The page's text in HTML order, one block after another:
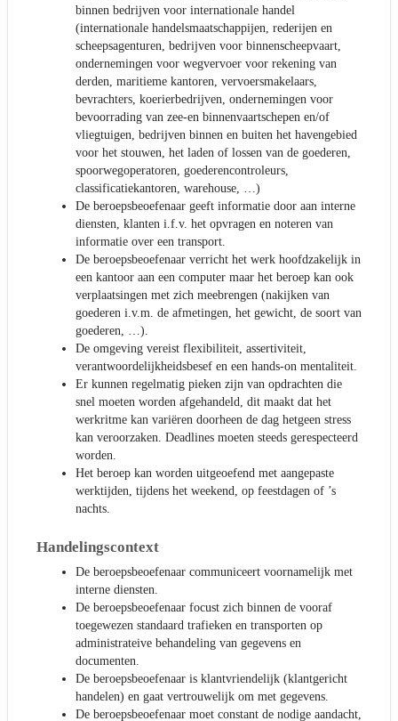
binnen bedrijven voor internationale handel
(internationale handelsmaatschappijen, rederijen en
scheepsagenturen, bedrijven voor binnenscheepvaart,
ondernemingen voor wegvervoer voor rekening van
derden, maritieme kantoren, vervoersmakelaars,
bevrachters, koerierbedrijven, ondernemingen voor
bevoorrading van zee-en binnenvaartschepen en/of
vliegtuigen, bedrijven binnen en buiten het havengebied
voor het stouwen, het laden of lossen van de goederen,
spoorwegoperatoren, goederencontroleurs,
classificatiekantoren, warehouse, …)
De beroepsbeoefenaar geeft informatie door aan interne
diensten, klanten i.f.v. het opvragen en noteren van
informatie over een transport.
De beroepsbeoefenaar verricht het werk hoofdzakelijk in
een kantoor aan een computer maar het beroep kan ook
verplaatsingen met zich meebrengen (nakijken van
goederen i.v.m. de afmetingen, het gewicht, de soort van
goederen, …).
De omgeving vereist flexibiliteit, assertiviteit,
verantwoordelijkheidsbesef en een hands-on mentaliteit.
Er kunnen regelmatig pieken zijn van opdrachten die
snel moeten worden afgehandeld, dit maakt dat het
werkritme kan variëren doorheen de dag hetgeen stress
kan veroorzaken. Deadlines moeten steeds gerespecteerd
worden.
Het beroep kan worden uitgeoefend met aangepaste
werktijden, tijdens het weekend, op feestdagen of ’s
nachts.
Handelingscontext
De beroepsbeoefenaar communiceert voornamelijk met
interne diensten.
De beroepsbeoefenaar focust zich binnen de vooraf
toegewezen standaard trafieken en transporten op
administrateive behandeling van gegevens en
documenten.
De beroepsbeoefenaar is klantvriendelijk (klantgericht
handelen) en gaat vertrouwelijk om met gegevens.
De beroepsbeoefenaar moet constant de nodige aandacht,